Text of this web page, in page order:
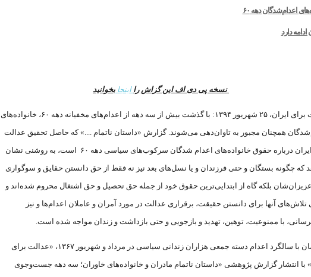
خانواده‌های اعدام‌شدگان دهه ۶۰
دارد
نسخه پی دی اف این گزاش را اینجا بخوانید
ایران، ۲۵ شهریور ۱۳۹۴ :
با گذشت بیش از سه دهه از اعدام‌های مخفیانه دهه ۶۰، خانواده‌های
همچنان مجبور به تاوان‌دهی می‌شوند. گزارش «داستان ناتمام ....» که حاصل تحقیق عدالت
برای ایران درباره حقوق خانواده‌های اعدام شدگان سرکوب‌های سیاسی دهه ۶۰ است، به روشنی نشان
که چگونه بستگان و حتی فرزندان و یا نسل‌های بعد نیز نه فقط از حق دانستن حقایق و سوگواری
بلکه گاه از ابتدایی‌ترین حقوق خود از جمله حق تحصیل و حق اشتغال محروم شده‌اند و
تلاش‌های آنها برای دانستن حقیقت، برقراری عدالت در مورد آمران و عاملان اعدام‌ها و نیز
با ممنوعیت، توهین، تهدید و بازجویی و حتی بازداشت و زندان مواجه شده است.
هم‌زمان با سالگرد اعدام دسته جمعی هزاران زندانی سیاسی در مرداد و شهریور ۱۳۶۷، «عدالت برای
با انتشار گزارش پژوهشی «داستان ناتمام مادران و خانواده‌های خاوران؛ سه دهه جست‌و‌جوی